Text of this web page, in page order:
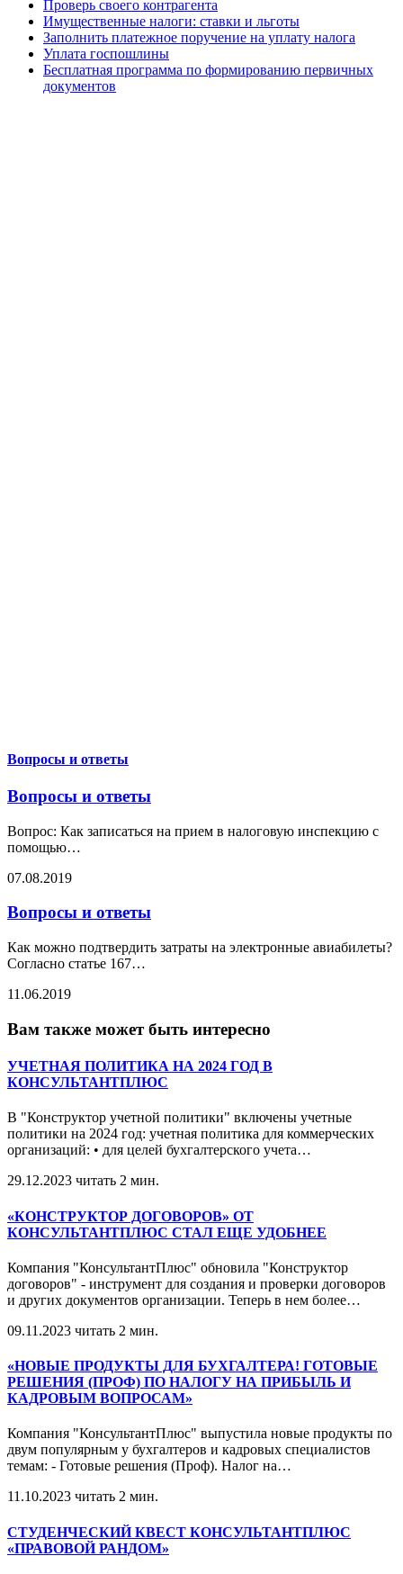
Проверь своего контрагента
Имущественные налоги: ставки и льготы
Заполнить платежное поручение на уплату налога
Уплата госпошлины
Бесплатная программа по формированию первичных
документов
Вопросы и ответы
Вопросы и ответы
Вопрос: Как записаться на прием в налоговую инспекцию с
помощью…
07.08.2019
Вопросы и ответы
Как можно подтвердить затраты на электронные авиабилеты?
Согласно статье 167…
11.06.2019
Вам также может быть интересно
УЧЕТНАЯ ПОЛИТИКА НА 2024 ГОД В
КОНСУЛЬТАНТПЛЮС
В "Конструктор учетной политики" включены учетные
политики на 2024 год: учетная политика для коммерческих
организаций: • для целей бухгалтерского учета…
29.12.2023 читать 2 мин.
«КОНСТРУКТОР ДОГОВОРОВ» ОТ
КОНСУЛЬТАНТПЛЮС СТАЛ ЕЩЕ УДОБНЕЕ
Компания "КонсультантПлюс" обновила "Конструктор
договоров" - инструмент для создания и проверки договоров
и других документов организации. Теперь в нем более…
09.11.2023 читать 2 мин.
«НОВЫЕ ПРОДУКТЫ ДЛЯ БУХГАЛТЕРА! ГОТОВЫЕ
РЕШЕНИЯ (ПРОФ) ПО НАЛОГУ НА ПРИБЫЛЬ И
КАДРОВЫМ ВОПРОСАМ»
Компания "КонсультантПлюс" выпустила новые продукты по
двум популярным у бухгалтеров и кадровых специалистов
темам: - Готовые решения (Проф). Налог на…
11.10.2023 читать 2 мин.
СТУДЕНЧЕСКИЙ КВЕСТ КОНСУЛЬТАНТПЛЮС
«ПРАВОВОЙ РАНДОМ»